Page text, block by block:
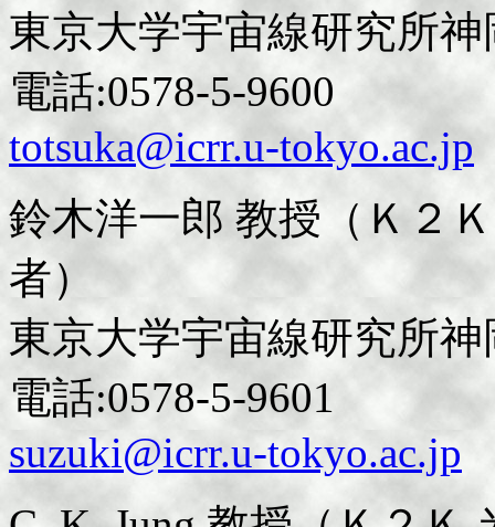
東京大学宇宙線研究所
電話:0578-5-9600
totsuka@icrr.u-tokyo.ac.jp
鈴木洋一郎 教授（Ｋ２
者）
東京大学宇宙線研究所
電話:0578-5-9601
suzuki@icrr.u-tokyo.ac.jp